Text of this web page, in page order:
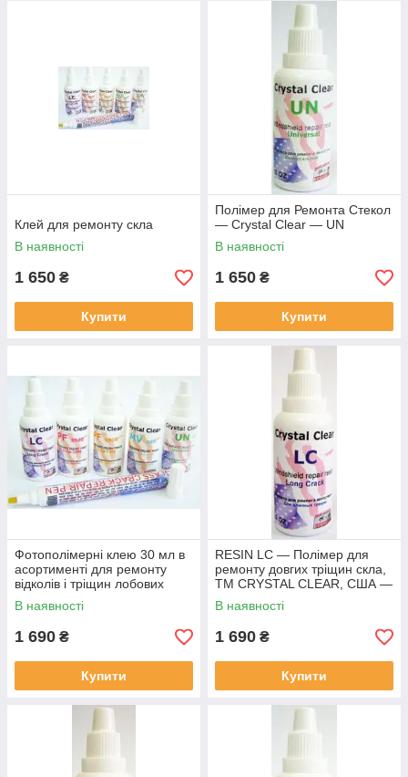
Клей для ремонту скла
В наявності
1 650 ₴
Купити
Полімер для Ремонта Стекол
— Crystal Clear — UN
В наявності
1 650 ₴
Купити
Фотополімерні клею 30 мл в
асортименті для ремонту
відколів і тріщин лобових
скел США 30 мл
В наявності
1 690 ₴
Купити
RESIN LC — Полімер для
ремонту довгих тріщин скла,
ТМ CRYSTAL CLEAR, США —
30 мл
В наявності
1 690 ₴
Купити